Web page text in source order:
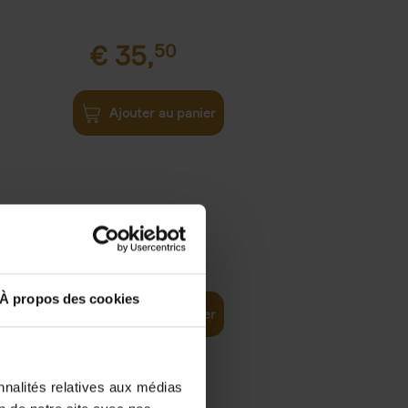
À propos des cookies
relatives aux médias
€ 35,50
Ajouter au panier
37,50
Ajouter au panier